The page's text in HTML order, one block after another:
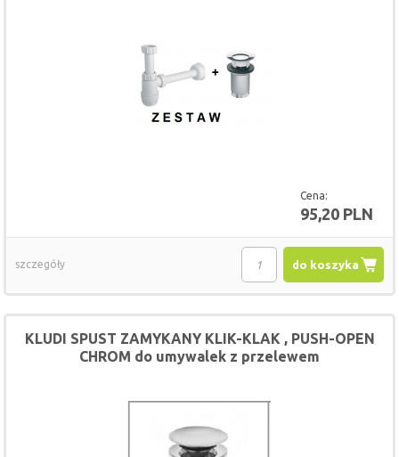
Cena:
95,20 PLN
do koszyka
szczegóły
KLUDI SPUST ZAMYKANY KLIK-KLAK , PUSH-OPEN
CHROM do umywalek z przelewem